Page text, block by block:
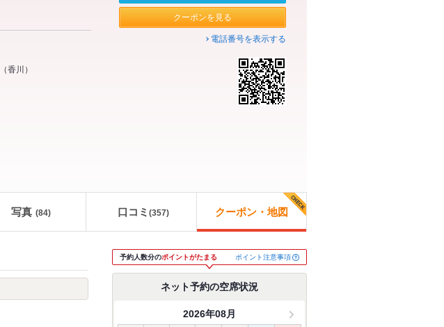
（香川 ）
クーポンを見る
電話番号を表示する
写真 (84) 口コミ (357) クーポン・地図
予約人数分のポイントがたまる ポイント注意事項
ネット予約の空席状況
2026年08月